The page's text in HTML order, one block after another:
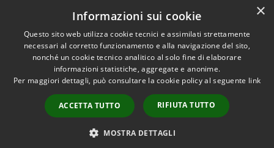
Privacy
Cookie
Mappa del sito
Accesso Email ordinaria
Accesso PEC comunali
Accesso protocollo
Copyright © 2026 • Comune di
San Pietro a Maida • Powered
byMunicipium•Accesso
redazione
×
Informazioni sui cookie
Questo sito web utilizza cookie tecnici e assimilati strettamente
necessari al corretto funzionamento e alla navigazione del sito,
nonché un cookie tecnico analitico al solo fine di elaborare
informazioni statistiche, aggregate e anonime.
Per maggiori dettagli, può consultare la cookie policy al seguente link
ACCETTA TUTTO RIFIUTA TUTTO
MOSTRA DETTAGLI